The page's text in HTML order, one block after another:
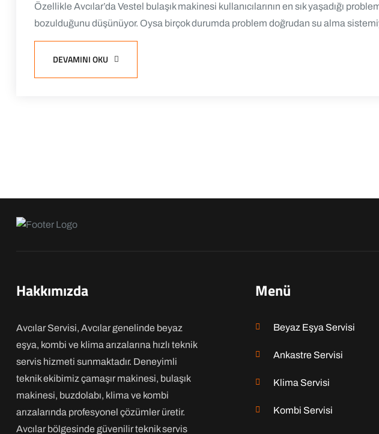
Özellikle Avcılar’da Vestel bulaşık makinesi kullanıcılarının en sık yaşadığı
bozulduğunu düşünüyor. Oysa birçok durumda problem doğrudan su alma
DEVAMINI OKU
Hakkımızda
Avcılar Servisi, Avcılar genelinde beyaz
eşya, kombi ve klima arızalarına hızlı teknik
servis hizmeti sunmaktadır. Deneyimli
teknik ekibimiz çamaşır makinesi, bulaşık
makinesi, buzdolabı, klima ve kombi
arızalarında profesyonel çözümler üretir.
Avcılar bölgesinde güvenilir teknik servis
Menü
Beyaz Eşya Servisi
Ankastre Servisi
Klima Servisi
Kombi Servisi